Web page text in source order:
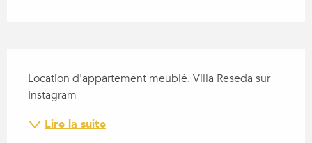
Location d'appartement meublé. Villa Reseda sur
Instagram
Lire la suite